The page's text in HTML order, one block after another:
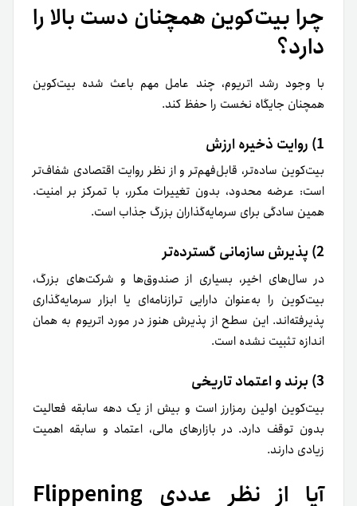
چرا بیت‌کوین همچنان دست بالا را
دارد؟
با وجود رشد اتریوم، چند عامل مهم باعث شده بیت‌کوین
همچنان جایگاه نخست را حفظ کند.
1) روایت ذخیره ارزش
بیت‌کوین ساده‌تر، قابل‌فهم‌تر و از نظر روایت اقتصادی شفاف‌تر
است: عرضه محدود، بدون تغییرات مکرر، با تمرکز بر امنیت.
همین سادگی برای سرمایه‌گذاران بزرگ جذاب است.
2) پذیرش سازمانی گسترده‌تر
در سال‌های اخیر، بسیاری از صندوق‌ها و شرکت‌های بزرگ،
بیت‌کوین را به‌عنوان دارایی ترازنامه‌ای یا ابزار سرمایه‌گذاری
پذیرفته‌اند. این سطح از پذیرش هنوز در مورد اتریوم به همان
اندازه تثبیت نشده است.
3) برند و اعتماد تاریخی
بیت‌کوین اولین رمزارز است و بیش از یک دهه سابقه فعالیت
بدون توقف دارد. در بازارهای مالی، اعتماد و سابقه اهمیت
زیادی دارند.
آیا از نظر عددی Flippening